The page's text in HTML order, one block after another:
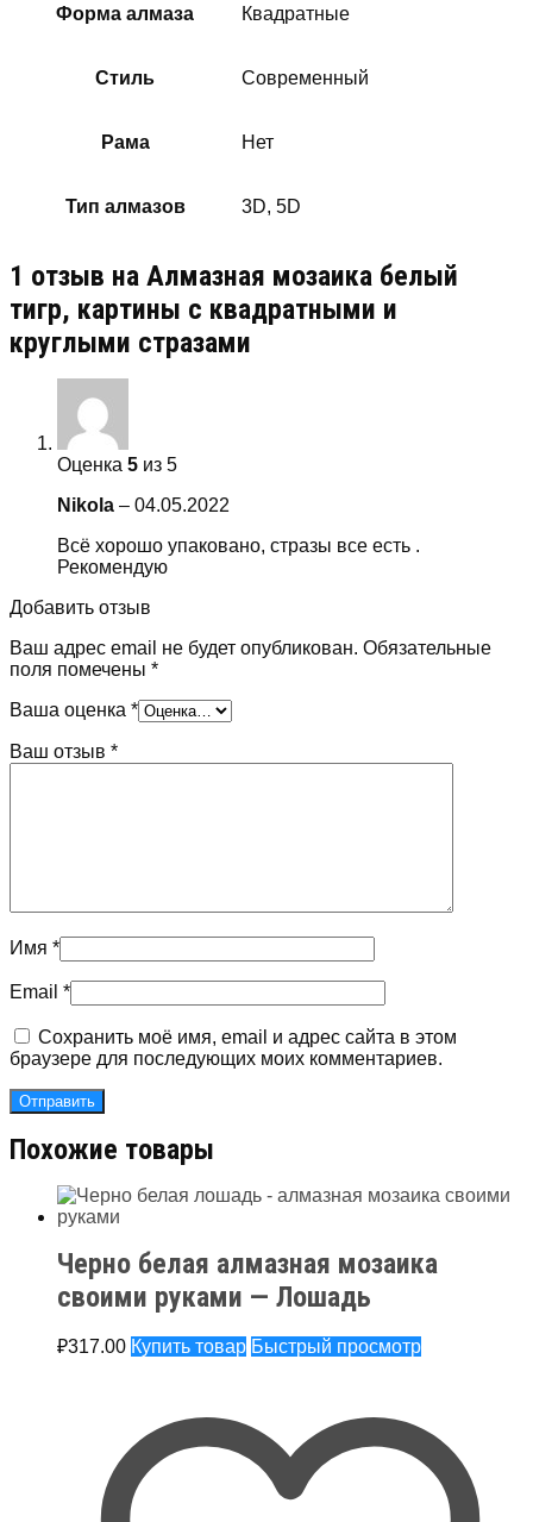
Форма алмаза Квадратные
Стиль Современный
Рама Нет
Тип алмазов 3D, 5D
1 отзыв на Алмазная мозаика белый
тигр, картины с квадратными и
круглыми стразами
Оценка 5 из 5
Nikola – 04.05.2022
Всё хорошо упаковано, стразы все есть .
Рекомендую
Добавить отзыв
Ваш адрес email не будет опубликован. Обязательные
поля помечены *
Ваша оценка *
Ваш отзыв *
Имя *
Email *
Сохранить моё имя, email и адрес сайта в этом
браузере для последующих моих комментариев.
Похожие товары
Черно белая алмазная мозаика
своими руками — Лошадь
₽317.00 Купить товар Быстрый просмотр